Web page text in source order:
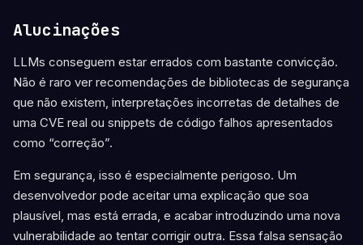
Alucinações
LLMs conseguem estar errados com bastante convicção.
Não é raro ver recomendações de bibliotecas de segurança
que não existem, interpretações incorretas de detalhes de
uma CVE real ou snippets de código falhos apresentados
como “correção”.
Em segurança, isso é especialmente perigoso. Um
desenvolvedor pode aceitar uma explicação que soa
plausível, mas está errada, e acabar introduzindo uma nova
vulnerabilidade ao tentar corrigir outra. Essa falsa sensação